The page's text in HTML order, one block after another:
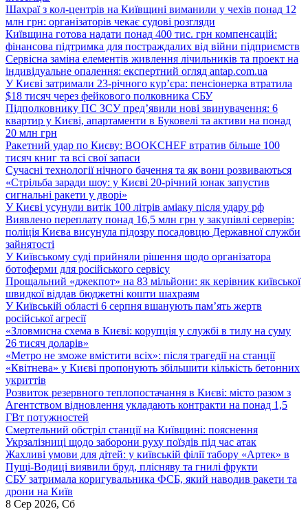
Шахраї з кол-центрів на Київщині виманили у чехів понад 12
млн грн: організаторів чекає судові розгляди
Київщина готова надати понад 400 тис. грн компенсацій:
фінансова підтримка для постраждалих від війни підприємств
Сервісна заміна елементів живлення лічильників та проект на
індивідуальне опалення: експертний огляд antap.com.ua
У Києві затримали 23-річного кур’єра: пенсіонерка втратила
$18 тисяч через фейкового полковника СБУ
Підполковнику ПС ЗСУ пред’явили нові звинувачення: 6
квартир у Києві, апартаменти в Буковелі та активи на понад
20 млн грн
Ракетний удар по Києву: BOOKCHEF втратив більше 100
тисяч книг та всі свої запаси
Сучасні технології нічного бачення та як вони розвиваються
«Стрільба заради шоу: у Києві 20-річний юнак запустив
сигнальні ракети у дворі»
У Києві усунули витік 100 літрів аміаку після удару рф
Виявлено переплату понад 16,5 млн грн у закупівлі серверів:
поліція Києва висунула підозру посадовцю Державної служби
зайнятості
У Київському суді прийняли рішення щодо організатора
ботоферми для російського сервісу
Прощальний «джекпот» на 83 мільйони: як керівник київської
швидкої віддав бюджетні кошти шахраям
У Київській області 6 серпня вшанують пам’ять жертв
російської агресії
«Зловмисна схема в Києві: корупція у службі в тилу на суму
26 тисяч доларів»
«Метро не зможе вмістити всіх»: після трагедії на станції
«Квітнева» у Києві пропонують збільшити кількість бетонних
укриттів
Розвиток резервного теплопостачання в Києві: місто разом з
Агентством відновлення укладають контракти на понад 1,5
ГВт потужностей
Смертельний обстріл станції на Київщині: пояснення
Укрзалізниці щодо заборони руху поїздів під час атак
Жахливі умови для дітей: у київській філії табору «Артек» в
Пущі-Водиці виявили бруд, плісняву та гнилі фрукти
СБУ затримала коригувальника ФСБ, який наводив ракети та
дрони на Київ
8 Сер 2026, Сб